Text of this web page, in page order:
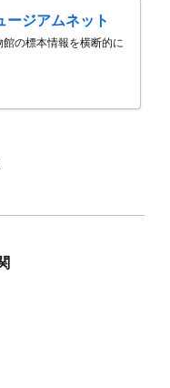
ージアムネット
の標本情報を横断的に